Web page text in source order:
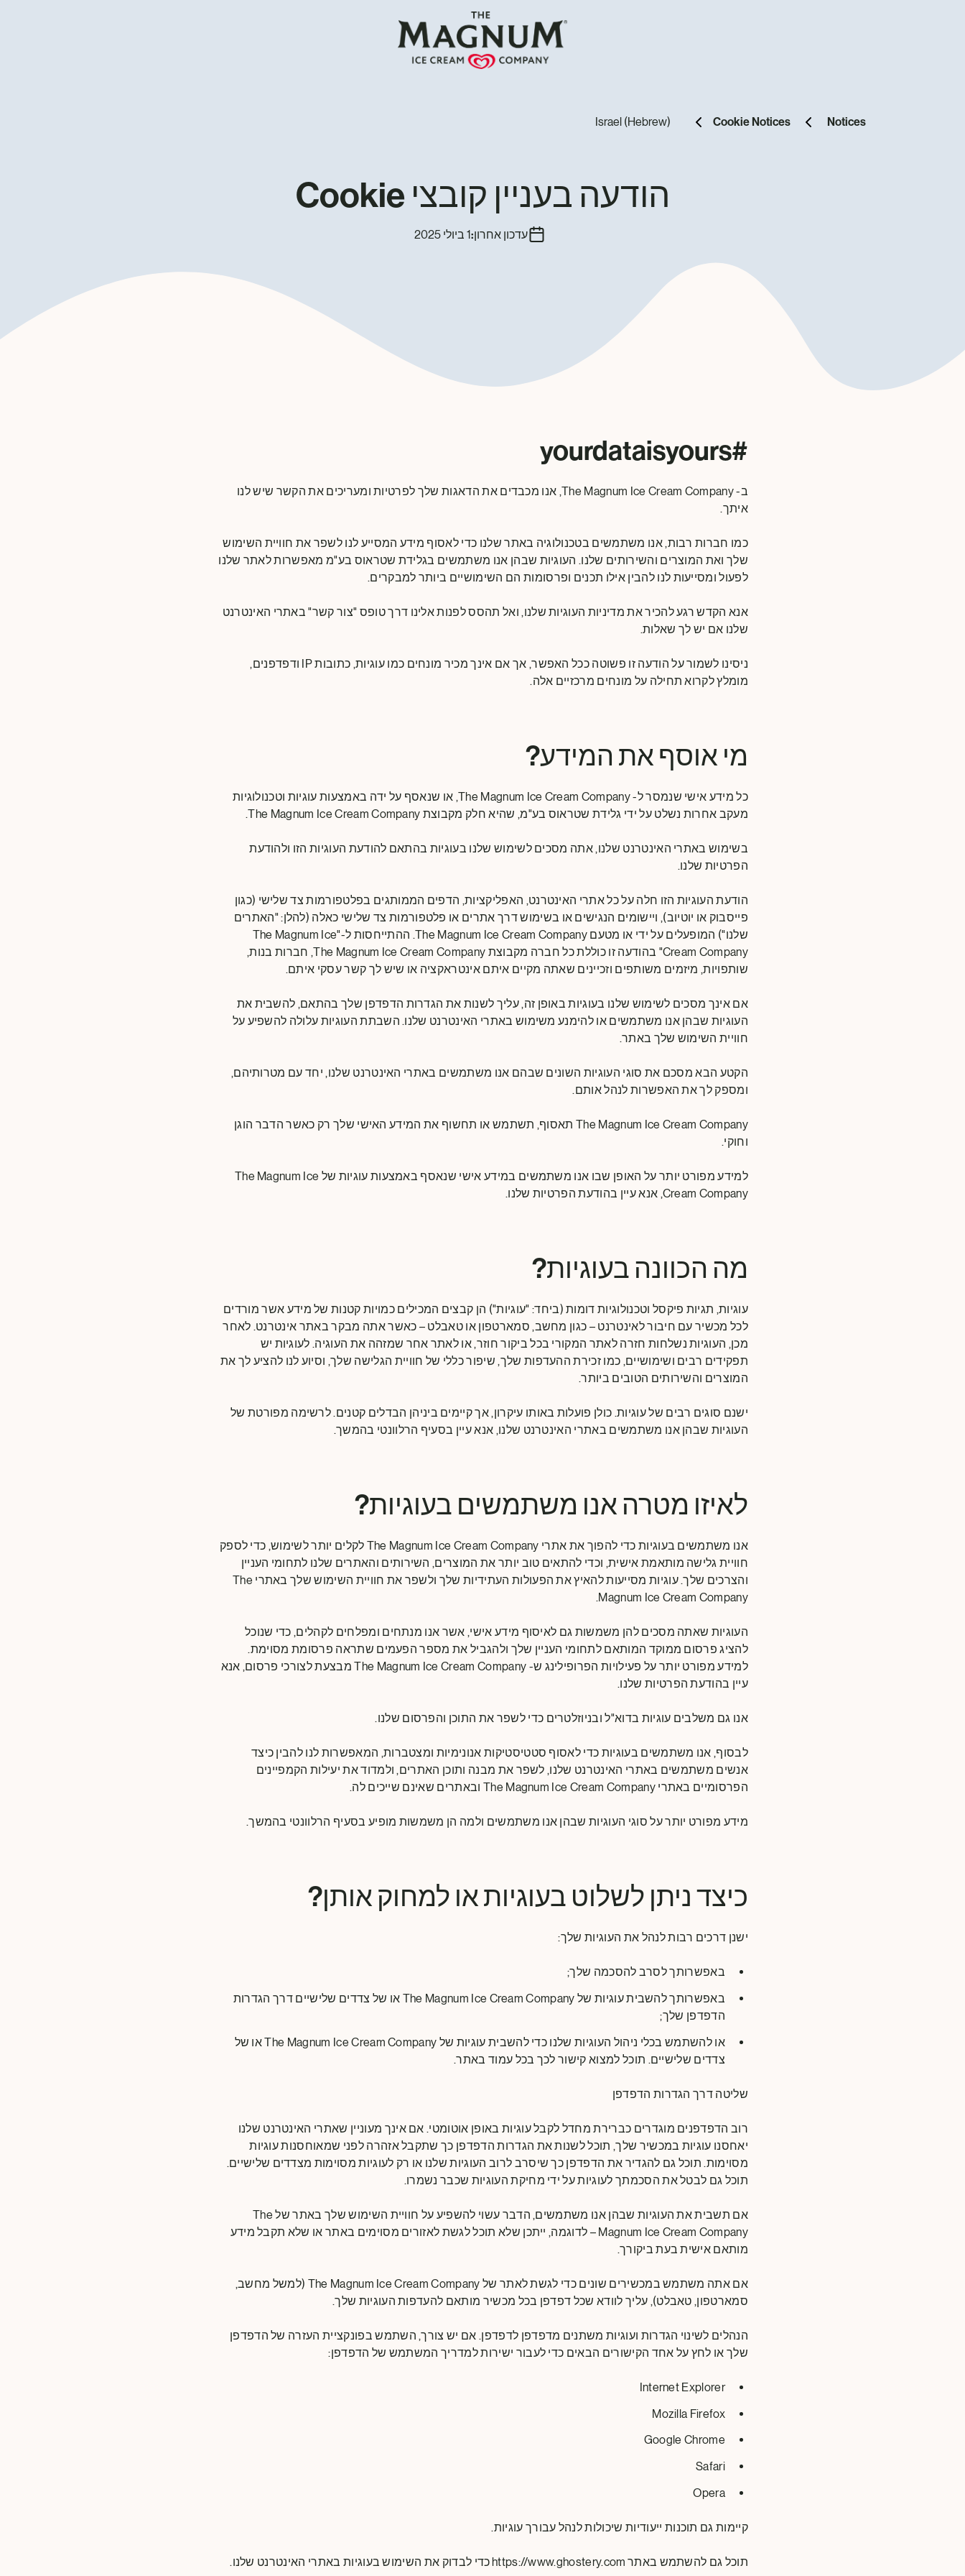
Notices
Cookie Notices
Israel (Hebrew)
הודעה בעניין קובצי Cookie
עדכון אחרון:1 ביולי 2025
#yourdataisyours
ב- The Magnum Ice Cream Company, אנו מכבדים את הדאגות שלך לפרטיות ומעריכים את הקשר שיש לנו
איתך.
כמו חברות רבות, אנו משתמשים בטכנולוגיה באתר שלנו כדי לאסוף מידע המסייע לנו לשפר את חוויית השימוש
שלך ואת המוצרים והשירותים שלנו. העוגיות שבהן אנו משתמשים בגלידת שטראוס בע"מ מאפשרות לאתר שלנו
לפעול ומסייעות לנו להבין אילו תכנים ופרסומות הם השימושיים ביותר למבקרים.
אנא הקדש רגע להכיר את מדיניות העוגיות שלנו, ואל תהסס לפנות אלינו דרך טופס "צור קשר" באתרי האינטרנט
שלנו אם יש לך שאלות.
ניסינו לשמור על הודעה זו פשוטה ככל האפשר, אך אם אינך מכיר מונחים כמו עוגיות, כתובות IP ודפדפנים,
מומלץ לקרוא תחילה על מונחים מרכזיים אלה.
מי אוסף את המידע?
כל מידע אישי שנמסר ל- The Magnum Ice Cream Company, או שנאסף על ידה באמצעות עוגיות וטכנולוגיות
מעקב אחרות נשלט על ידי גלידת שטראוס בע"מ, שהיא חלק מקבוצת The Magnum Ice Cream Company.
בשימוש באתרי האינטרנט שלנו, אתה מסכים לשימוש שלנו בעוגיות בהתאם להודעת העוגיות הזו ולהודעת
הפרטיות שלנו.
הודעת העוגיות הזו חלה על כל אתרי האינטרנט, האפליקציות, הדפים הממותגים בפלטפורמות צד שלישי (כגון
פייסבוק או יוטיוב), ויישומים הנגישים או בשימוש דרך אתרים או פלטפורמות צד שלישי כאלה (להלן: "האתרים
שלנו") המופעלים על ידי או מטעם The Magnum Ice Cream Company. ההתייחסות ל-"The Magnum Ice
Cream Company" בהודעה זו כוללת כל חברה מקבוצת The Magnum Ice Cream Company, חברות בנות,
שותפויות, מיזמים משותפים וזכיינים שאתה מקיים איתם אינטראקציה או שיש לך קשר עסקי איתם.
אם אינך מסכים לשימוש שלנו בעוגיות באופן זה, עליך לשנות את הגדרות הדפדפן שלך בהתאם, להשבית את
העוגיות שבהן אנו משתמשים או להימנע משימוש באתרי האינטרנט שלנו. השבתת העוגיות עלולה להשפיע על
חוויית השימוש שלך באתר.
הקטע הבא מסכם את סוגי העוגיות השונים שבהם אנו משתמשים באתרי האינטרנט שלנו, יחד עם מטרותיהם,
ומספק לך את האפשרות לנהל אותם.
The Magnum Ice Cream Company תאסוף, תשתמש או תחשוף את המידע האישי שלך רק כאשר הדבר הוגן
וחוקי.
למידע מפורט יותר על האופן שבו אנו משתמשים במידע אישי שנאסף באמצעות עוגיות של The Magnum Ice
Cream Company, אנא עיין בהודעת הפרטיות שלנו.
מה הכוונה בעוגיות?
עוגיות, תגיות פיקסל וטכנולוגיות דומות (ביחד: "עוגיות") הן קבצים המכילים כמויות קטנות של מידע אשר מורדים
לכל מכשיר עם חיבור לאינטרנט – כגון מחשב, סמארטפון או טאבלט – כאשר אתה מבקר באתר אינטרנט. לאחר
מכן, העוגיות נשלחות חזרה לאתר המקורי בכל ביקור חוזר, או לאתר אחר שמזהה את העוגיה. לעוגיות יש
תפקידים רבים ושימושיים, כמו זכירת ההעדפות שלך, שיפור כללי של חוויית הגלישה שלך, וסיוע לנו להציע לך את
המוצרים והשירותים הטובים ביותר.
ישנם סוגים רבים של עוגיות. כולן פועלות באותו עיקרון, אך קיימים ביניהן הבדלים קטנים. לרשימה מפורטת של
העוגיות שבהן אנו משתמשים באתרי האינטרנט שלנו, אנא עיין בסעיף הרלוונטי בהמשך.
לאיזו מטרה אנו משתמשים בעוגיות?
אנו משתמשים בעוגיות כדי להפוך את אתרי The Magnum Ice Cream Company לקלים יותר לשימוש, כדי לספק
חוויית גלישה מותאמת אישית, וכדי להתאים טוב יותר את המוצרים, השירותים והאתרים שלנו לתחומי העניין
והצרכים שלך. עוגיות מסייעות להאיץ את הפעולות העתידיות שלך ולשפר את חוויית השימוש שלך באתרי The
Magnum Ice Cream Company.
העוגיות שאתה מסכים להן משמשות גם לאיסוף מידע אישי, אשר אנו מנתחים ומפלחים לקהלים, כדי שנוכל
להציג פרסום ממוקד המותאם לתחומי העניין שלך ולהגביל את מספר הפעמים שתראה פרסומת מסוימת.
למידע מפורט יותר על פעילויות הפרופילינג ש- The Magnum Ice Cream Company מבצעת לצורכי פרסום, אנא
עיין בהודעת הפרטיות שלנו.
אנו גם משלבים עוגיות בדוא"ל ובניוזלטרים כדי לשפר את התוכן והפרסום שלנו.
לבסוף, אנו משתמשים בעוגיות כדי לאסוף סטטיסטיקות אנונימיות ומצטברות, המאפשרות לנו להבין כיצד
אנשים משתמשים באתרי האינטרנט שלנו, לשפר את מבנה ותוכן האתרים, ולמדוד את יעילות הקמפיינים
הפרסומיים באתרי The Magnum Ice Cream Company ובאתרים שאינם שייכים לה.
מידע מפורט יותר על סוגי העוגיות שבהן אנו משתמשים ולמה הן משמשות מופיע בסעיף הרלוונטי בהמשך.
כיצד ניתן לשלוט בעוגיות או למחוק אותן?
ישנן דרכים רבות לנהל את העוגיות שלך:
באפשרותך לסרב להסכמה שלך;
באפשרותך להשבית עוגיות של The Magnum Ice Cream Company או של צדדים שלישיים דרך הגדרות
הדפדפן שלך;
או להשתמש בכלי ניהול העוגיות שלנו כדי להשבית עוגיות של The Magnum Ice Cream Company או של
צדדים שלישיים. תוכל למצוא קישור לכך בכל עמוד באתר.
שליטה דרך הגדרות הדפדפן
רוב הדפדפנים מוגדרים כברירת מחדל לקבל עוגיות באופן אוטומטי. אם אינך מעוניין שאתרי האינטרנט שלנו
יאחסנו עוגיות במכשיר שלך, תוכל לשנות את הגדרות הדפדפן כך שתקבל אזהרה לפני שמאוחסנות עוגיות
מסוימות. תוכל גם להגדיר את הדפדפן כך שיסרב לרוב העוגיות שלנו או רק לעוגיות מסוימות מצדדים שלישיים.
תוכל גם לבטל את הסכמתך לעוגיות על ידי מחיקת העוגיות שכבר נשמרו.
אם תשבית את העוגיות שבהן אנו משתמשים, הדבר עשוי להשפיע על חוויית השימוש שלך באתר של The
Magnum Ice Cream Company – לדוגמה, ייתכן שלא תוכל לגשת לאזורים מסוימים באתר או שלא תקבל מידע
מותאם אישית בעת ביקורך.
אם אתה משתמש במכשירים שונים כדי לגשת לאתר של The Magnum Ice Cream Company (למשל מחשב,
סמארטפון, טאבלט), עליך לוודא שכל דפדפן בכל מכשיר מותאם להעדפות העוגיות שלך.
הנהלים לשינוי הגדרות ועוגיות משתנים מדפדפן לדפדפן. אם יש צורך, השתמש בפונקציית העזרה של הדפדפן
שלך או לחץ על אחד הקישורים הבאים כדי לעבור ישירות למדריך המשתמש של הדפדפן:
Internet Explorer
Mozilla Firefox
Google Chrome
Safari
Opera
קיימות גם תוכנות ייעודיות שיכולות לנהל עבורך עוגיות.
תוכל גם להשתמש באתר https://www.ghostery.com כדי לבדוק את השימוש בעוגיות באתרי האינטרנט שלנו.